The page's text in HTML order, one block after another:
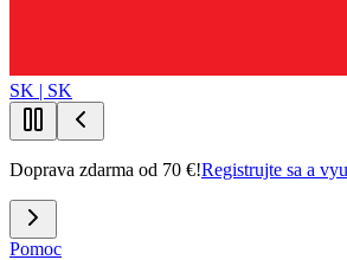
SK | SK
Doprava zdarma od 70 €!Registrujte sa a
Pomoc